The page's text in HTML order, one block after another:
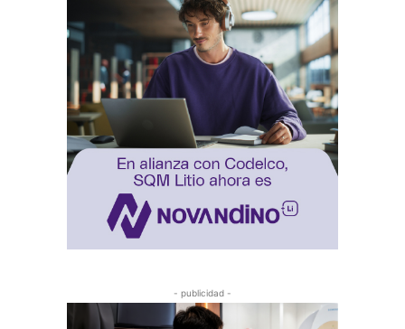
- publicidad -